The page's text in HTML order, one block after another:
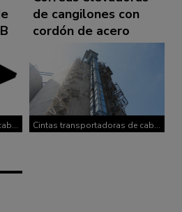
de cangilones con
cordón de acero
Cintas transportadoras de cable